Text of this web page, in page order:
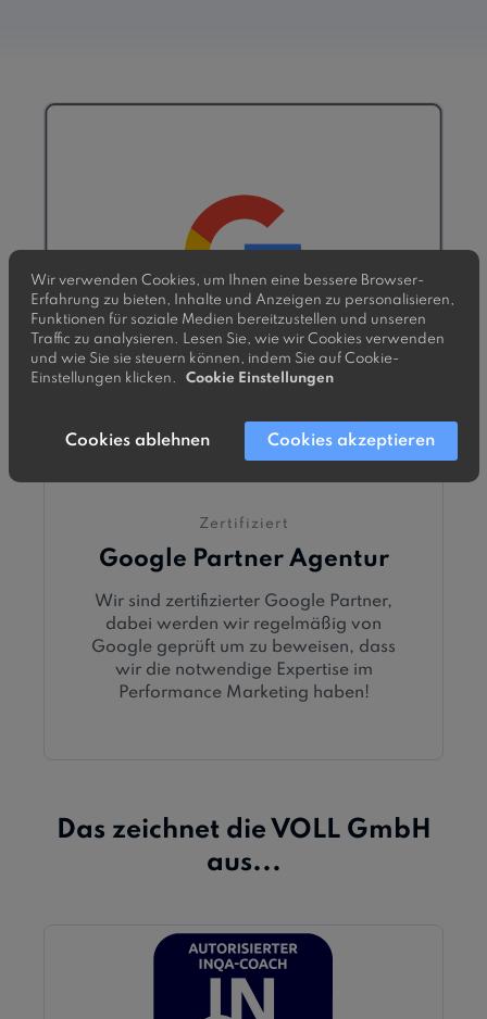
Zertifiziert
Google Partner Agentur
Wir sind zertifizierter Google Partner,
dabei werden wir regelmäßig von
Google geprüft um zu beweisen, dass
wir die notwendige Expertise im
Performance Marketing haben!
Das zeichnet die VOLL GmbH
aus...
Wir verwenden Cookies, um Ihnen eine bessere Browser-
Erfahrung zu bieten, Inhalte und Anzeigen zu personalisieren,
Funktionen für soziale Medien bereitzustellen und unseren
Traffic zu analysieren. Lesen Sie, wie wir Cookies verwenden
und wie Sie sie steuern können, indem Sie auf Cookie-
Einstellungen klicken.
Cookie Einstellungen
Cookies ablehnen Cookies akzeptieren